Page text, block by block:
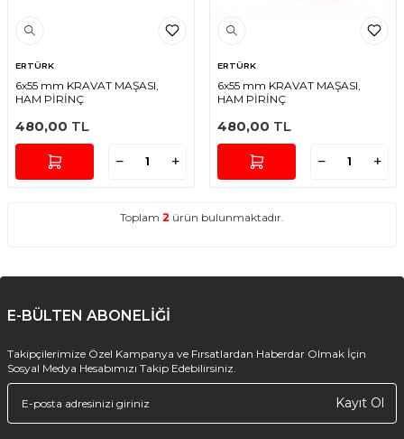
ERTÜRK
6x55 mm KRAVAT MAŞASI,
HAM PİRİNÇ
480,00 TL
ERTÜRK
6x55 mm KRAVAT MAŞASI,
HAM PİRİNÇ
480,00 TL
Toplam 2 ürün bulunmaktadır.
E-BÜLTEN ABONELİĞİ
Takipçilerimize Özel Kampanya ve Fırsatlardan Haberdar Olmak İçin
Sosyal Medya Hesabımızı Takip Edebilirsiniz.
Kayıt Ol